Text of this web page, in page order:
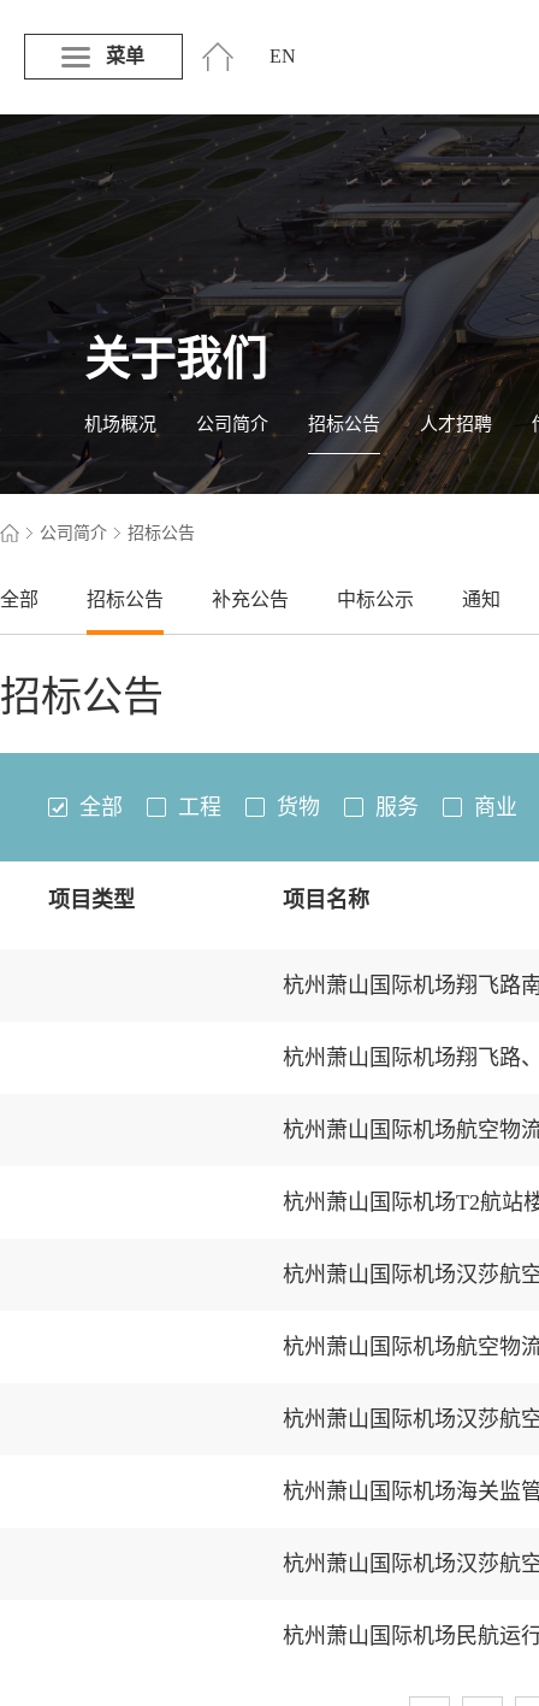
菜单 EN
关于我们
机场概况 公司简介 招标公告 人才招聘
公司简介 招标公告
全部 招标公告 补充公告 中标公示 通知
招标公告
全部 工程 货物 服务 商业
项目类型 项目名称
杭州萧山国际机场翔飞路
杭州萧山国际机场翔飞路
杭州萧山国际机场航空物
杭州萧山国际机场汉莎航
杭州萧山国际机场航空物
杭州萧山国际机场汉莎航
杭州萧山国际机场海关监
杭州萧山国际机场汉莎航
杭州萧山国际机场民航运